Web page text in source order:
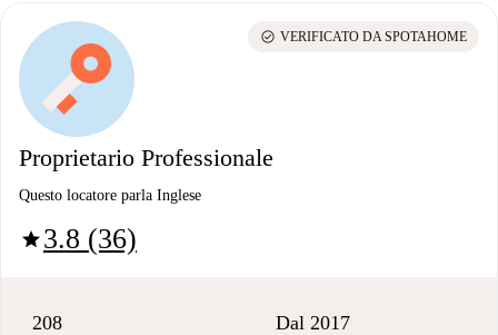
Proprietario Professionale
Questo locatore parla Inglese
star3.8 (36)
check_circle VERIFICATO DA SPOTAHOME
208 Dal 2017